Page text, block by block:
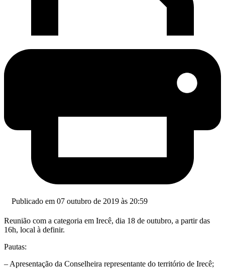
Publicado em 07 outubro de 2019 às 20:59
Reunião com a categoria em Irecê, dia 18 de outubro, a partir das
16h, local à definir.
Pautas:
– Apresentação da Conselheira representante do território de Irecê;